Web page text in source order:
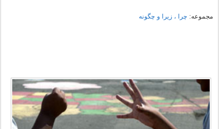
مجموعه: چرا ، زیرا و چگونه